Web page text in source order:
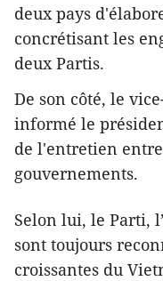
deux pays
concrétisant les
deux Partis.
De son côté, le
informé le
de l'entretien
gouvernements.
Selon lui, le Parti,
sont toujours
croissantes du